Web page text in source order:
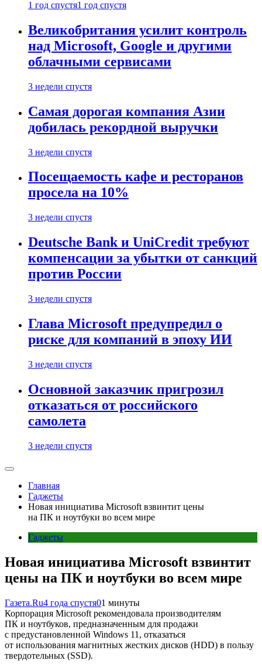
1 год спустя1 год спустя
Великобритания усилит контроль
над Microsoft, Google и другими
облачными сервисами
3 недели спустя
Самая дорогая компания Азии
добилась рекордной выручки
3 недели спустя
Посещаемость кафе и ресторанов
просела на 10%
3 недели спустя
Deutsche Bank и UniCredit требуют
компенсации за убытки от санкций
против России
3 недели спустя
Глава Microsoft предупредил о
риске для компаний в эпоху ИИ
3 недели спустя
Основной заказчик пригрозил
отказаться от российского
самолета
3 недели спустя
Главная
Гаджеты
Новая инициатива Microsoft взвинтит цены
на ПК и ноутбуки во всем мире
Гаджеты
Новая инициатива Microsoft взвинтит
цены на ПК и ноутбуки во всем мире
Газета.Ru4 года спустя01 минуты
Корпорация Microsoft рекомендовала производителям
ПК и ноутбуков, предназначенным для продажи
с предустановленной Windows 11, отказаться
от использования магнитных жестких дисков (HDD) в пользу
твердотельных (SSD).